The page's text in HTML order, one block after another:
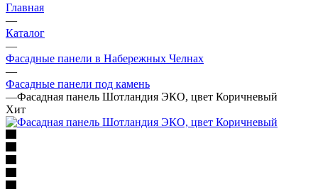
Главная
—
Каталог
—
Фасадные панели в Набережных Челнах
—
Фасадные панели под камень
—Фасадная панель Шотландия ЭКО, цвет Коричневый
Хит